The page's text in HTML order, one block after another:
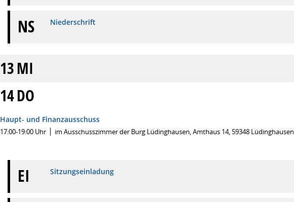
NS Niederschrift
13MI
14DO
Haupt- und Finanzausschuss
17:00-19:00 Uhr im Ausschusszimmer der Burg Lüdinghausen, Amthaus 14, 59348 Lüdinghausen
EI Sitzungseinladung